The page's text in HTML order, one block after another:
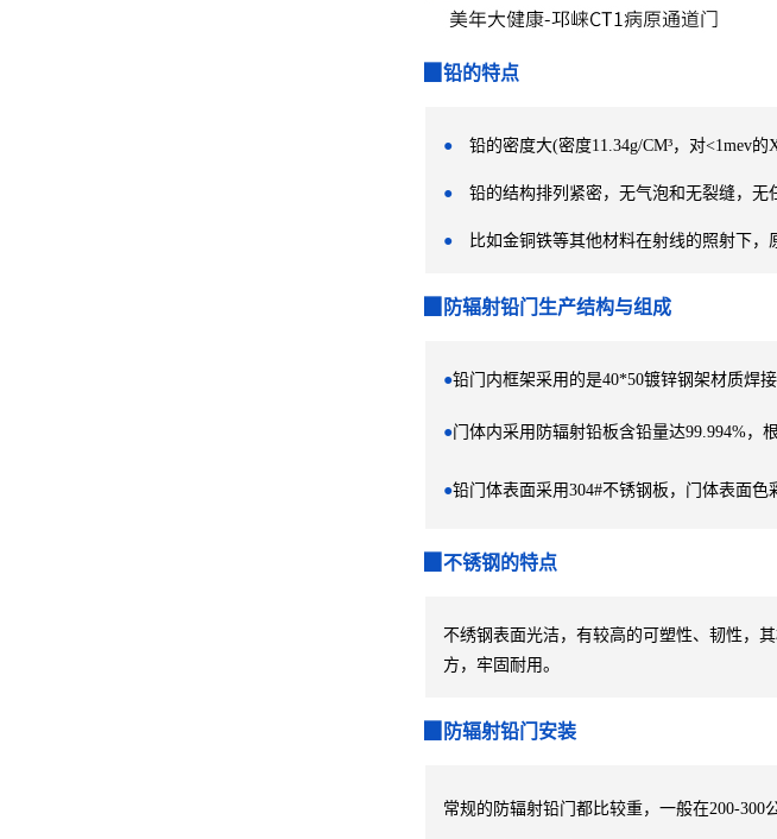
▉铅的特点
● 铅的密度大(密度11.34g/CM³，对<1mev
● 铅的结构排列紧密，无气泡和无裂缝，无
● 比如金铜铁等其他材料在射线的照射下，
▉防辐射铅门生产结构与组成
●铅门内框架采用的是40*50镀锌钢架材质焊
●门体内采用防辐射铅板含铅量达99.994%，
●铅门体表面采用304#不锈钢板，门体表面色
▉不锈钢的特点
不绣钢表面光洁，有较高的可塑性、韧性，
方，牢固耐用。
▉防辐射铅门安装
常规的防辐射铅门都比较重，一般在200-